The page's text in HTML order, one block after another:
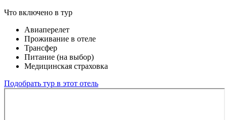
Что включено в тур
Авиаперелет
Проживание в отеле
Трансфер
Питание (на выбор)
Медицинская страховка
Подобрать тур в этот отель